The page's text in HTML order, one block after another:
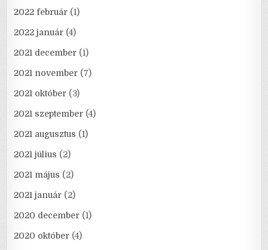
2022 február (1)
2022 január (4)
2021 december (1)
2021 november (7)
2021 október (3)
2021 szeptember (4)
2021 augusztus (1)
2021 július (2)
2021 május (2)
2021 január (2)
2020 december (1)
2020 október (4)